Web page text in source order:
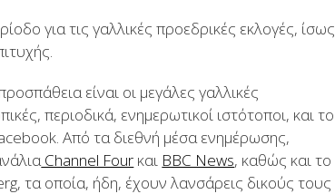
για τις γαλλικές προεδρικές εκλογές, ίσως
είναι οι μεγάλες γαλλικές
περιοδικά, ενημερωτικοί ιστότοποι, και το
Από τα διεθνή μέσα ενημέρωσης,
Channel Four και BBC News, καθώς και το
τα οποία, ήδη, έχουν λανσάρεις δικούς τους